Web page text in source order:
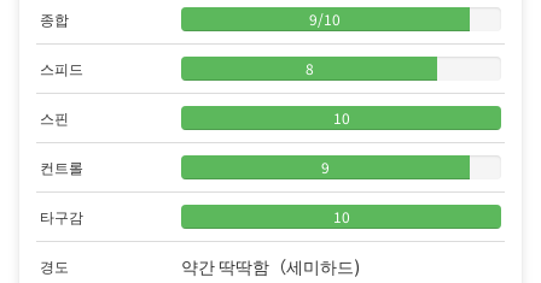
종합 9/10
스피드 8
스핀 10
컨트롤 9
타구감 10
경도 약간 딱딱함（세미하드)